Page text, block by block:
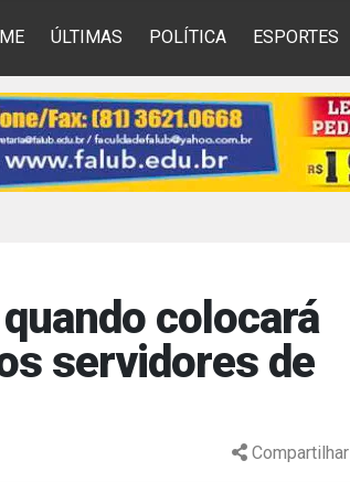
ÚLTIMAS POLÍTICA ESPORTES
colocará
servidores de
Compartilhar